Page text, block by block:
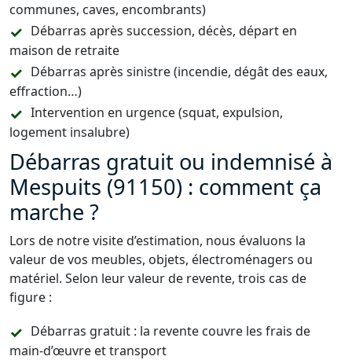
communes, caves, encombrants)
Débarras après succession, décès, départ en
maison de retraite
Débarras après sinistre (incendie, dégât des eaux,
effraction…)
Intervention en urgence (squat, expulsion,
logement insalubre)
Débarras gratuit ou indemnisé à
Mespuits (91150) : comment ça
marche ?
Lors de notre visite d’estimation, nous évaluons la
valeur de vos meubles, objets, électroménagers ou
matériel. Selon leur valeur de revente, trois cas de
figure :
Débarras gratuit : la revente couvre les frais de
main-d’œuvre et transport